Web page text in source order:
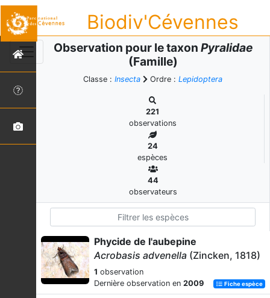
Biodiv'Cévennes
Observation pour le taxon Pyralidae
(Famille)
Classe : Insecta Ordre : Lepidoptera
221
observations
24
espèces
44
observateurs
Phycide de l'aubepine
Acrobasis advenella (Zincken, 1818)
1 observation
Dernière observation en 2009 Fiche espèce